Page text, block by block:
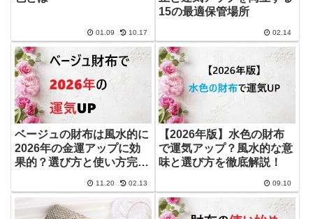
01.09 10.17
15の最適保管場所
02.14
ベージュの財布は風水的に
2026年の金運アップに効
果的？選び方と使い方完全
11.20 02.13
【2026年版】水色の財布
で運気アップ？風水的な意
味と選び方を徹底解説！
09.10